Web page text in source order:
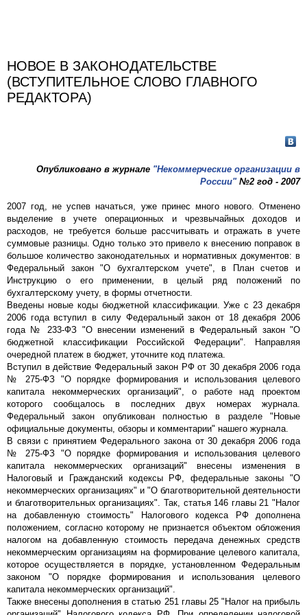
НОВОЕ В ЗАКОНОДАТЕЛЬСТВЕ
(ВСТУПИТЕЛЬНОЕ СЛОВО ГЛАВНОГО
РЕДАКТОРА)
Опубликовано в журнале "Некоммерческие организации в
России"№2 год - 2007
2007 год, не успев начаться, уже принес много нового. Отменено
выделение в учете операционных и чрезвычайных доходов и
расходов, не требуется больше рассчитывать и отражать в учете
суммовые разницы. Одно только это привело к внесению поправок в
большое количество законодательных и нормативных документов: в
Федеральный закон "О бухгалтерском учете", в План счетов и
Инструкцию о его применении, в целый ряд положений по
бухгалтерскому учету, в формы отчетности.
Введены новые коды бюджетной классификации. Уже с 23 декабря
2006 года вступил в силу Федеральный закон от 18 декабря 2006
года № 233-ФЗ "О внесении изменений в Федеральный закон "О
бюджетной классификации Российской Федерации". Направляя
очередной платеж в бюджет, уточните код платежа.
Вступил в действие Федеральный закон РФ от 30 декабря 2006 года
№ 275-ФЗ "О порядке формирования и использования целевого
капитала некоммерческих организаций", о работе над проектом
которого сообщалось в последних двух номерах журнала.
Федеральный закон опубликован полностью в разделе "Новые
официальные документы, обзоры и комментарии" нашего журнала.
В связи с принятием Федерального закона от 30 декабря 2006 года
№ 275-ФЗ "О порядке формирования и использования целевого
капитала некоммерческих организаций" внесены изменения в
Налоговый и Гражданский кодексы РФ, федеральные законы "О
некоммерческих организациях" и "О благотворительной деятельности
и благотворительных организациях". Так, статья 146 главы 21 "Налог
на добавленную стоимость" Налогового кодекса РФ дополнена
положением, согласно которому не признается объектом обложения
налогом на добавленную стоимость передача денежных средств
некоммерческим организациям на формирование целевого капитала,
которое осуществляется в порядке, установленном Федеральным
законом "О порядке формирования и использования целевого
капитала некоммерческих организаций".
Также внесены дополнения в статью 251 главы 25 "Налог на прибыль